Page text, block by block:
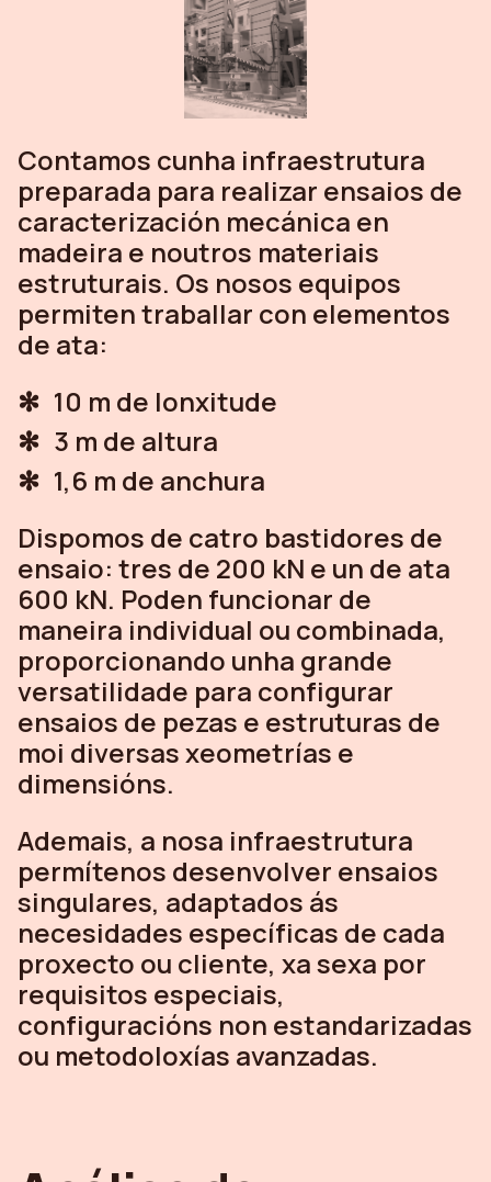
Contamos cunha infraestrutura
preparada para realizar ensaios de
caracterización mecánica en
madeira e noutros materiais
estruturais. Os nosos equipos
permiten traballar con elementos
de ata:
10 m de lonxitude
3 m de altura
1,6 m de anchura
Dispomos de catro bastidores de
ensaio: tres de 200 kN e un de ata
600 kN. Poden funcionar de
maneira individual ou combinada,
proporcionando unha grande
versatilidade para configurar
ensaios de pezas e estruturas de
moi diversas xeometrías e
dimensións.
Ademais, a nosa infraestrutura
permítenos desenvolver ensaios
singulares, adaptados ás
necesidades específicas de cada
proxecto ou cliente, xa sexa por
requisitos especiais,
configuracións non estandarizadas
ou metodoloxías avanzadas.